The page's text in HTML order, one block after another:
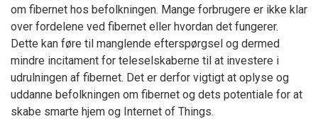
om fibernet hos befolkningen. Mange forbrugere er ikke klar
over fordelene ved fibernet eller hvordan det fungerer.
Dette kan føre til manglende efterspørgsel og dermed
mindre incitament for teleselskaberne til at investere i
udrulningen af fibernet. Det er derfor vigtigt at oplyse og
uddanne befolkningen om fibernet og dets potentiale for at
skabe smarte hjem og Internet of Things.